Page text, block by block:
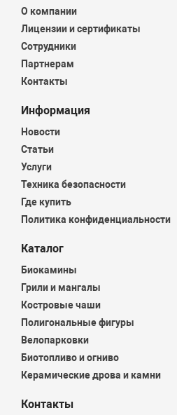
О компании
Лицензии и сертификаты
Сотрудники
Партнерам
Контакты
Информация
Новости
Статьи
Услуги
Техника безопасности
Где купить
Политика конфиденциальности
Каталог
Биокамины
Грили и мангалы
Костровые чаши
Полигональные фигуры
Велопарковки
Биотопливо и огниво
Керамические дрова и камни
Контакты